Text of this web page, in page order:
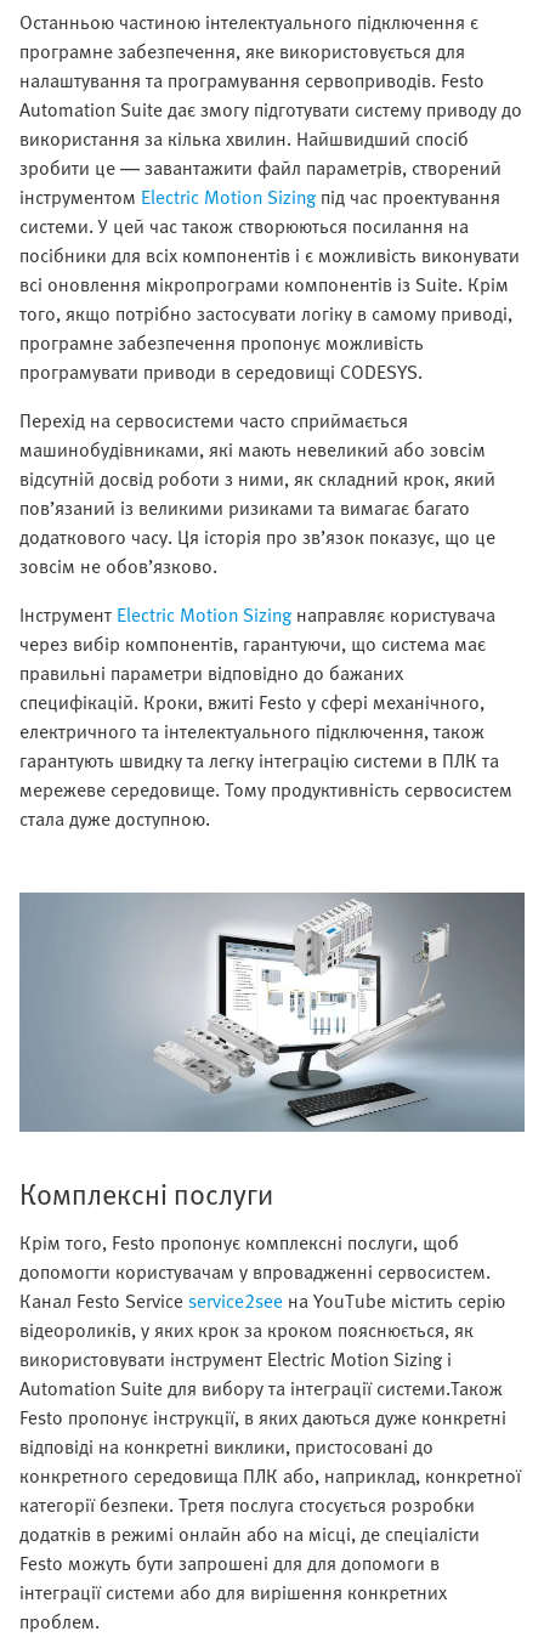
Останньою частиною інтелектуального підключення є
програмне забезпечення, яке використовується для
налаштування та програмування сервоприводів. Festo
Automation Suite дає змогу підготувати систему приводу до
використання за кілька хвилин. Найшвидший спосіб
зробити це — завантажити файл параметрів, створений
інструментом Electric Motion Sizing під час проектування
системи. У цей час також створюються посилання на
посібники для всіх компонентів і є можливість виконувати
всі оновлення мікропрограми компонентів із Suite. Крім
того, якщо потрібно застосувати логіку в самому приводі,
програмне забезпечення пропонує можливість
програмувати приводи в середовищі CODESYS.
Перехід на сервосистеми часто сприймається
машинобудівниками, які мають невеликий або зовсім
відсутній досвід роботи з ними, як складний крок, який
пов’язаний із великими ризиками та вимагає багато
додаткового часу. Ця історія про зв’язок показує, що це
зовсім не обов’язково.
Інструмент Electric Motion Sizing направляє користувача
через вибір компонентів, гарантуючи, що система має
правильні параметри відповідно до бажаних
специфікацій. Кроки, вжиті Festo у сфері механічного,
електричного та інтелектуального підключення, також
гарантують швидку та легку інтеграцію системи в ПЛК та
мережеве середовище. Тому продуктивність сервосистем
стала дуже доступною.
Комплексні послуги
Крім того, Festo пропонує комплексні послуги, щоб
допомогти користувачам у впровадженні сервосистем.
Канал Festo Serviceservice2see на YouTube містить серію
відеороликів, у яких крок за кроком пояснюється, як
використовувати інструмент Electric Motion Sizing і
Automation Suite для вибору та інтеграції системи.Також
Festo пропонує інструкції, в яких даються дуже конкретні
відповіді на конкретні виклики, пристосовані до
конкретного середовища ПЛК або, наприклад, конкретної
категорії безпеки. Третя послуга стосується розробки
додатків в режимі онлайн або на місці, де спеціалісти
Festo можуть бути запрошені для для допомоги в
інтеграції системи або для вирішення конкретних
проблем.